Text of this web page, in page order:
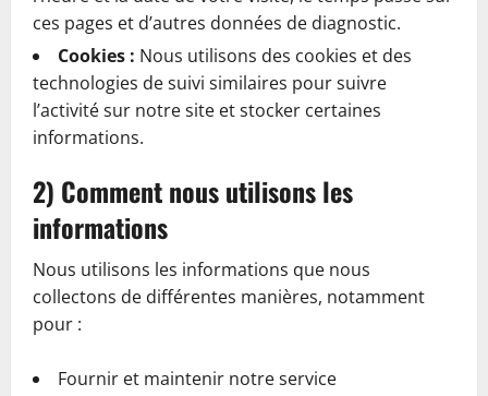
ces pages et d’autres données de diagnostic.
Cookies : Nous utilisons des cookies et des
technologies de suivi similaires pour suivre
l’activité sur notre site et stocker certaines
informations.
2) Comment nous utilisons les
informations
Nous utilisons les informations que nous
collectons de différentes manières, notamment
pour :
Fournir et maintenir notre service